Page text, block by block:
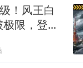
！风王白
限，登陆